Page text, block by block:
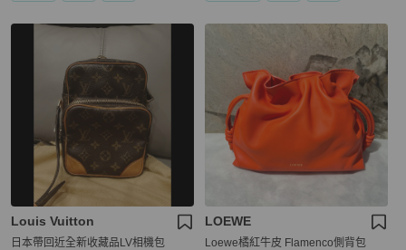
Louis Vuitton
日本帶回近全新收藏品LV相機包
LOEWE
Loewe橘紅牛皮 Flamenco側背包